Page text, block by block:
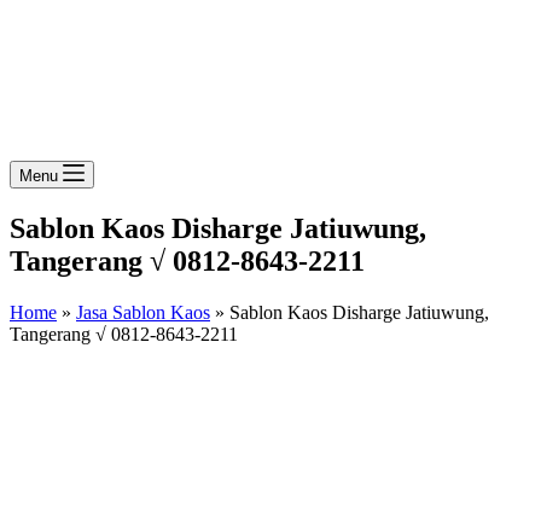
Menu
Sablon Kaos Disharge Jatiuwung,
Tangerang √ 0812-8643-2211
Home » Jasa Sablon Kaos » Sablon Kaos Disharge Jatiuwung,
Tangerang √ 0812-8643-2211